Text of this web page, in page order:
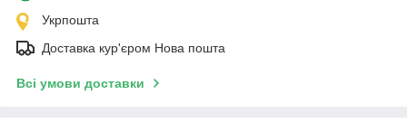
Укрпошта
Доставка кур'єром Нова пошта
Всі умови доставки